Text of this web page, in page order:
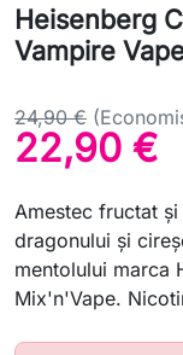
Heisenberg
Vampire
24,90 €
22,90 €
Amestec fructat
dragonului și
mentolului marca
Mix'n'Vape.